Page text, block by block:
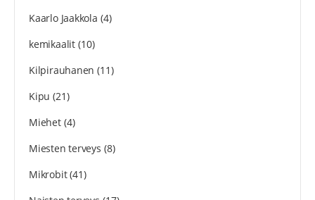
Kaarlo Jaakkola (4)
kemikaalit(10)
Kilpirauhanen (11)
Kipu (21)
Miehet(4)
Miesten terveys (8)
Mikrobit(41)